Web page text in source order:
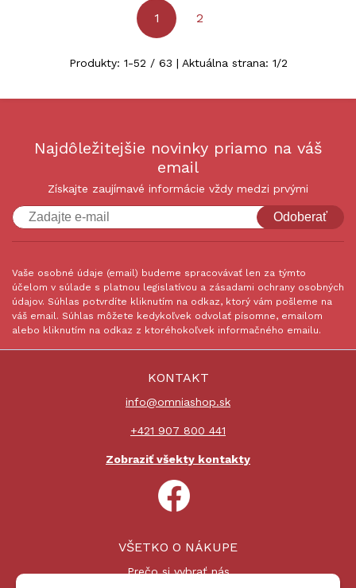
1 2
Produkty: 1-52 / 63 | Aktuálna strana: 1/2
Najdôležitejšie novinky priamo na váš
email
Získajte zaujímavé informácie vždy medzi prvými
Odoberať
Vaše osobné údaje (email) budeme spracovávať len za týmto
účelom v súlade s platnou legislatívou a zásadami ochrany osobných
údajov. Súhlas potvrdíte kliknutím na odkaz, ktorý vám pošleme na
váš email. Súhlas môžete kedykoľvek odvolať písomne, emailom
alebo kliknutím na odkaz z ktoréhokoľvek informačného emailu.
KONTAKT
info@omniashop.sk
+421 907 800 441
Zobraziť všekty kontakty
VŠETKO O NÁKUPE
Prečo si vybrať nás